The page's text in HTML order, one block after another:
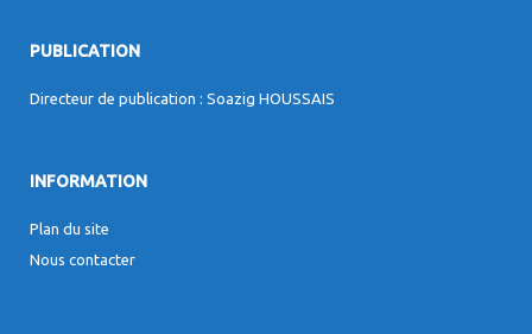
PUBLICATION
Directeur de publication : Soazig HOUSSAIS
INFORMATION
Plan du site
Nous contacter